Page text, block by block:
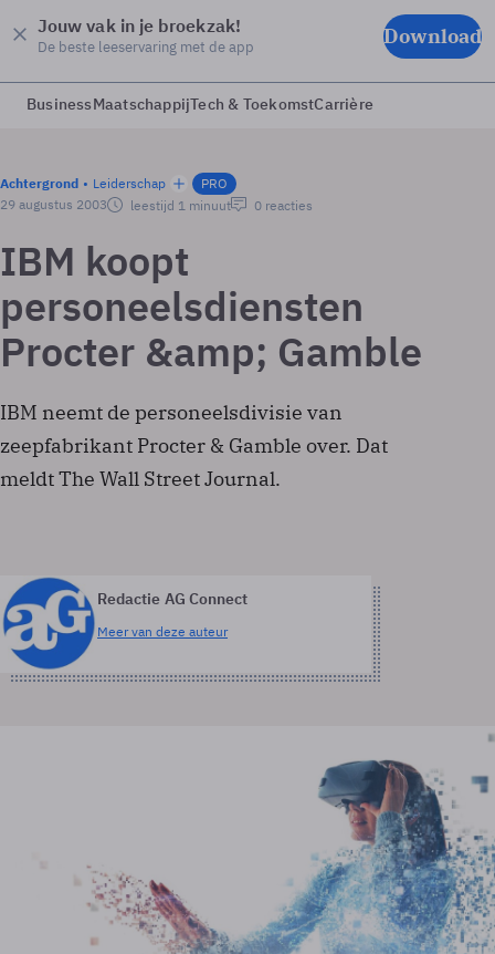
Jouw vak in je broekzak!
De beste leeservaring met de app Download
BusinessMaatschappijTech & ToekomstCarrière
Achtergrond Leiderschap
PRO
29 augustus 2003
leestijd 1 minuut 0 reacties
IBM koopt
personeelsdiensten
Procter &amp; Gamble
IBM neemt de personeelsdivisie van
zeepfabrikant Procter & Gamble over. Dat
meldt The Wall Street Journal.
Redactie AG Connect
Meer van deze auteur